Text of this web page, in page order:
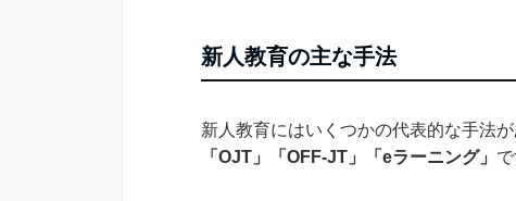
新人教育の主な手法
新人教育にはいくつかの代表的な手法
「OJT」「OFF-JT」「eラーニング」 で